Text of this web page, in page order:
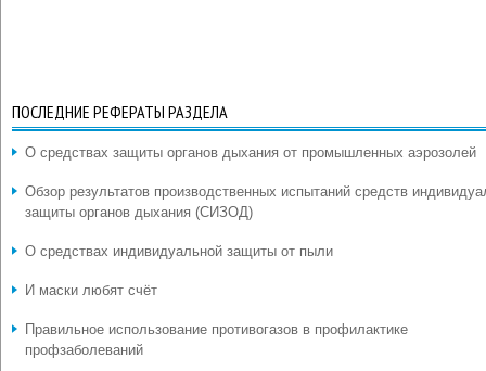
ПОСЛЕДНИЕ РЕФЕРАТЫ РАЗДЕЛА
О средствах защиты органов дыхания от промышленных аэрозолей
Обзор результатов производственных испытаний средств
защиты органов дыхания (СИЗОД)
О средствах индивидуальной защиты от пыли
И маски любят счёт
Правильное использование противогазов в профилактике
профзаболеваний